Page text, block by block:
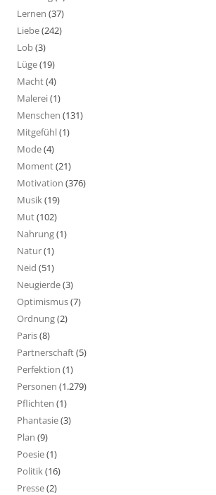
Lernen (37)
Liebe(242)
Lob(3)
Lüge(19)
Macht(4)
Malerei(1)
Menschen (131)
Mitgefühl(1)
Mode(4)
Moment(21)
Motivation (376)
Musik(19)
Mut(102)
Nahrung(1)
Natur(1)
Neid (51)
Neugierde(3)
Optimismus(7)
Ordnung(2)
Paris(8)
Partnerschaft(5)
Perfektion (1)
Personen (1.279)
Pflichten (1)
Phantasie(3)
Plan (9)
Poesie(1)
Politik(16)
Presse(2)